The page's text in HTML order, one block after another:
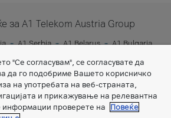
за A1 Telekom Austria Group
A1 Serbia A1 Belarus
A1 Bulgaria
"Се согласувам", се согласувате да
да го подобриме Вашето корисничко
на употребата на веб-страната,
и прикажување на релевантна
проверете на
Повеќе